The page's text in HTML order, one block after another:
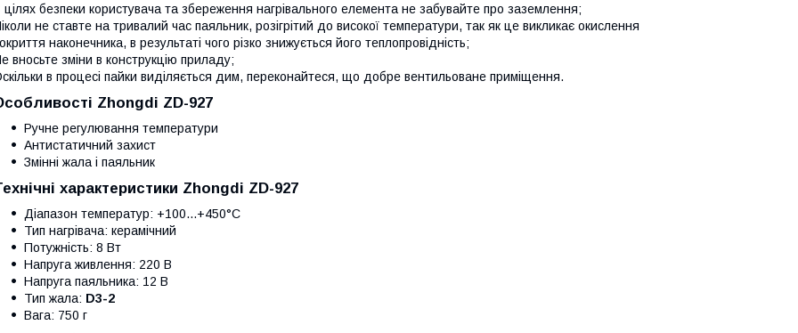
цілях безпеки користувача та збереження нагрівального елемента не забувайте про заземлення;
не ставте на тривалий час паяльник, розігрітий до високої температури, так як це викликає окислення
наконечника, в результаті чого різко знижується його теплопровідність;
вносьте зміни в конструкцію приладу;
в процесі пайки виділяється дим, переконайтеся, що добре вентильоване приміщення.
Zhongdi ZD-927
Ручне регулювання температури
Антистатичний захист
Змінні жала і паяльник
характеристики Zhongdi ZD-927
Діапазон температур: +100...+450°C
Тип нагрівача: керамічний
Потужність: 8 Вт
Напруга живлення: 220 В
Напруга паяльника: 12 В
Тип жала: D3-2
Вага: 750 г